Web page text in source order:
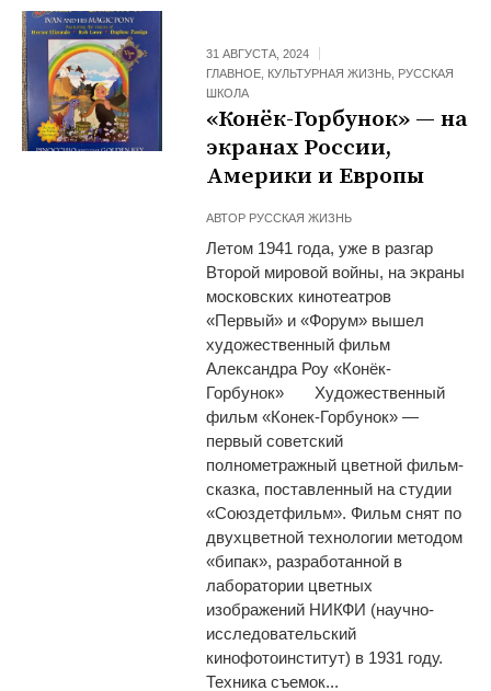
31 АВГУСТА, 2024
ГЛАВНОЕ КУЛЬТУРНАЯ ЖИЗНЬ РУССКАЯ
ШКОЛА
«Конёк-Горбунок» — на
экранах России,
Америки и Европы
АВТОР РУССКАЯ ЖИЗНЬ
Летом 1941 года, уже в разгар
Второй мировой войны, на экраны
московских кинотеатров
«Первый» и «Форум» вышел
художественный фильм
Александра Роу «Конёк-
Горбунок» Художественный
фильм «Конек-Горбунок» —
первый советский
полнометражный цветной фильм-
сказка, поставленный на студии
«Союздетфильм». Фильм снят по
двухцветной технологии методом
«бипак», разработанной в
лаборатории цветных
изображений НИКФИ (научно-
исследовательский
кинофотоинститут) в 1931 году.
Техника съемок...